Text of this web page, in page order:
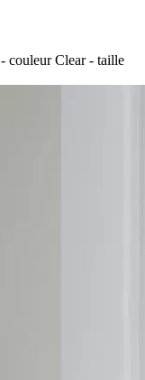
couleur Clear - taille